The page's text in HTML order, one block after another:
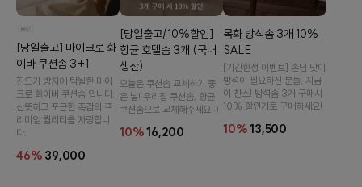
[당일출고] 마이크로 화
이바 쿠션솜 3+1
진드기 방지에 탁월한 마이
크로 화이버 쿠션솜 입니다.
산뜻하고 포근한 촉감의 프
리미엄 퀄리티를 자랑합니
다.
46% 39,000
[당일출고/10%할인]
항균 호텔솜 3개 (국내
생산)
오늘은 쿠션솜 교체하기 좋
은 날! 우리집 쿠션솜, 향균
쿠션솜으로 교체해주세요 :)
10%16,200
목화 방석솜 3개 10%
SALE
[기간한정 이벤트] 손님 맞이
방석이 필요하신 분들, 지금
이 찬스! 방석솜 3개 구매시
10% 할인가로 구매하세요!
10%13,500